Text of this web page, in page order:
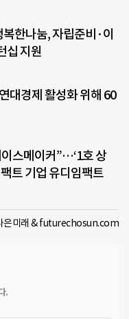
한나눔, 자립준비·이
십 지원
대경제 활성화 위해 60
스메이커”…‘1호 상
트 기업 유디임팩트
미래 & futurechosun.com